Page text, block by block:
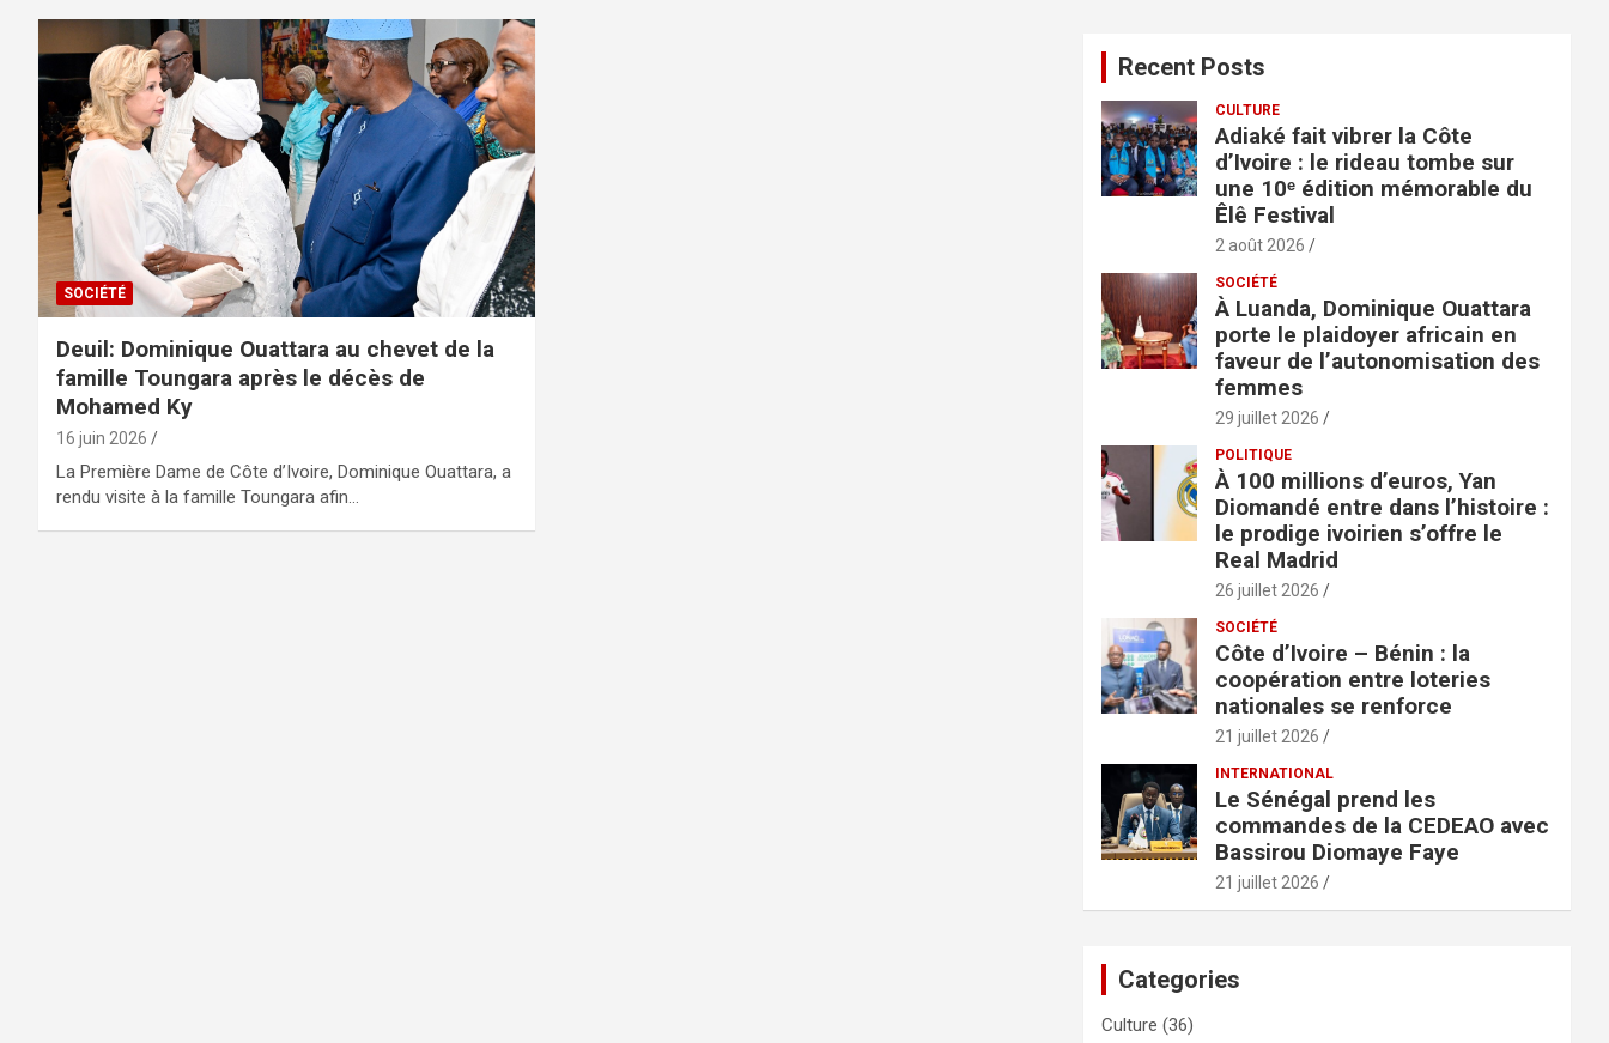
SOCIÉTÉ
Deuil: Dominique Ouattara au chevet de la
famille Toungara après le décès de
Mohamed Ky
16 juin 2026
La Première Dame de Côte d’Ivoire, Dominique Ouattara, a
rendu visite à la famille Toungara afin…
c
h
e
r
Recent Posts
CULTURE
Adiaké fait vibrer la Côte
d’Ivoire : le rideau tombe sur
une 10ᵉ édition mémorable du
Êlê Festival
2 août 2026
SOCIÉTÉ
À Luanda, Dominique Ouattara
porte le plaidoyer africain en
faveur de l’autonomisation des
femmes
29 juillet 2026
POLITIQUE
À 100 millions d’euros, Yan
Diomandé entre dans l’histoire :
le prodige ivoirien s’offre le
Real Madrid
26 juillet 2026
SOCIÉTÉ
Côte d’Ivoire – Bénin : la
coopération entre loteries
nationales se renforce
21 juillet 2026
INTERNATIONAL
Le Sénégal prend les
commandes de la CEDEAO avec
Bassirou Diomaye Faye
21 juillet 2026
Categories
Culture (36)